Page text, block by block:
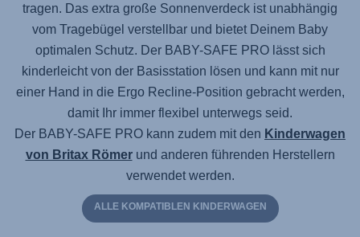
tragen. Das extra große Sonnenverdeck ist unabhängig
vom Tragebügel verstellbar und bietet Deinem Baby
optimalen Schutz. Der BABY-SAFE PROlässt sich
kinderleicht von der Basisstation lösen und kann mit nur
einer Hand in die Ergo Recline-Position gebracht werden,
damit Ihr immer flexibel unterwegs seid.
Der BABY-SAFE PRO kann zudem mit den Kinderwagen
von Britax Römerund anderen führenden Herstellern
verwendet werden.
ALLE KOMPATIBLEN KINDERWAGEN